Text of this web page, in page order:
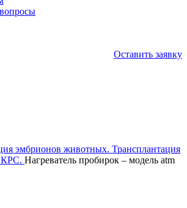
Оставить заявку
эмбрионов животных. Трансплантация
КРС. Нагреватель пробирок – модель atm